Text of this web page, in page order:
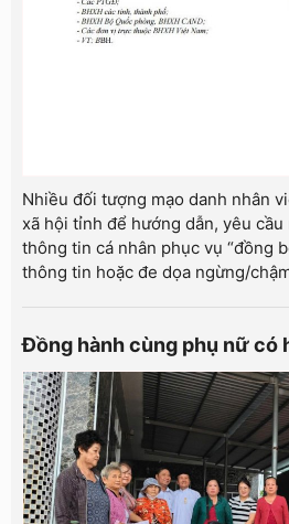
Nhiều đối tượng mạo danh nhân
xã hội tỉnh để hướng dẫn, yêu
thông tin cá nhân phục vụ “đồng
thông tin hoặc đe dọa ngừng/
Đồng hành cùng phụ nữ có